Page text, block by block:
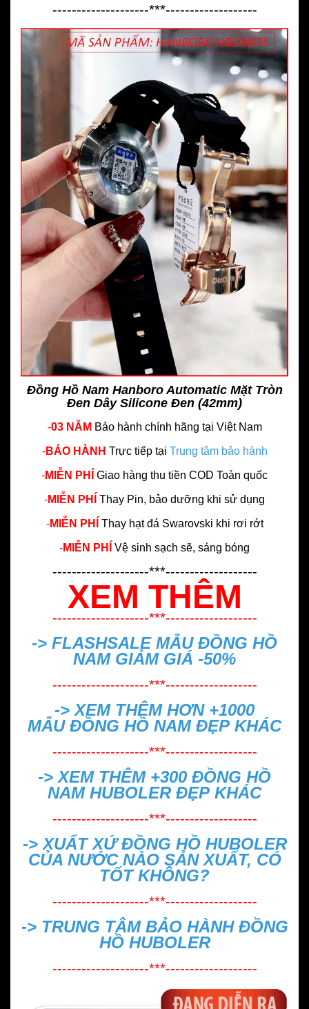
--------------------***-------------------
Đồng Hồ Nam Hanboro Automatic Mặt Tròn
Đen Dây Silicone Đen (42mm)
-03 NĂM Bảo hành chính hãng tại Việt Nam
-BẢO HÀNH Trực tiếp tại Trung tâm bảo hành
-MIỄN PHÍ Giao hàng thu tiền COD Toàn quốc
-MIỄN PHÍ Thay Pin, bảo dưỡng khi sử dụng
-MIỄN PHÍ Thay hạt đá Swarovski khi rơi rớt
-MIỄN PHÍ Vệ sinh sạch sẽ, sáng bóng
--------------------***-------------------
XEM THÊM
--------------------***-------------------
-> FLASHSALE MẪU ĐỒNG HỒ
NAM GIẢM GIÁ -50%
--------------------***-------------------
-> XEM THÊM HƠN +1000
MẪU ĐỒNG HỒ NAM ĐẸP KHÁC
--------------------***-------------------
-> XEM THÊM +300 ĐỒNG HỒ
NAM HUBOLER ĐẸP KHÁC
--------------------***-------------------
->XUẤT XỨ ĐỒNG HỒ HUBOLER
CỦA NƯỚC NÀO SẢN XUẤT, CÓ
TỐT KHÔNG?
--------------------***-------------------
-> TRUNG TÂM BẢO HÀNH ĐỒNG
HỒ HUBOLER
--------------------***-------------------